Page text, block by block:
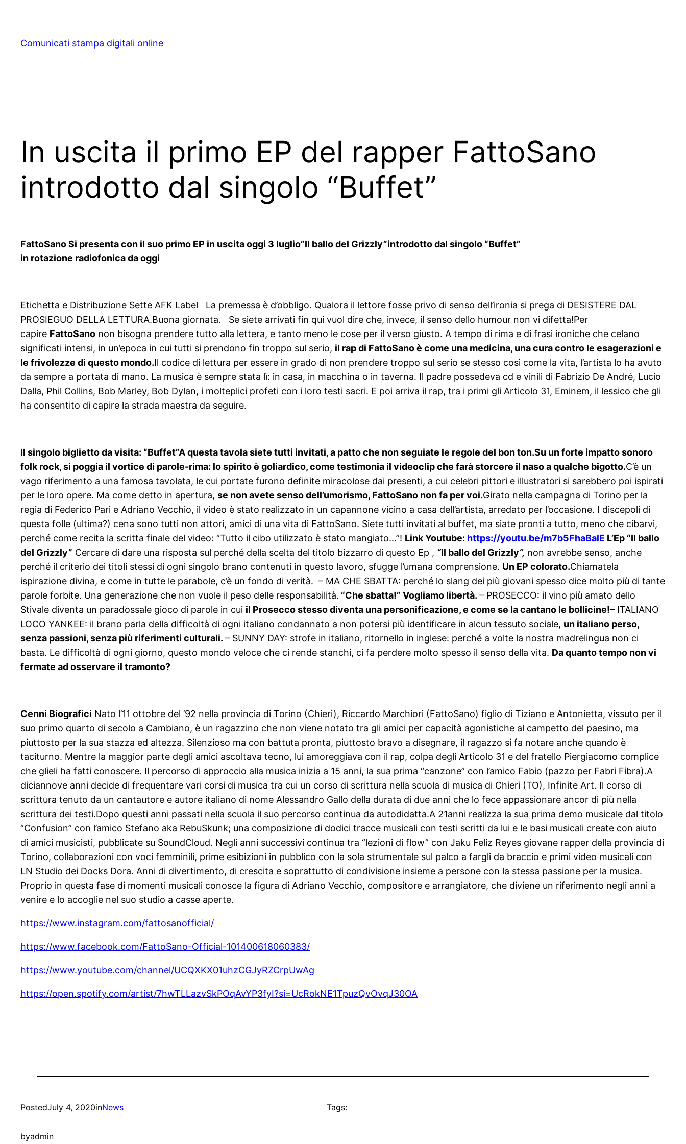
content
Comunicati stampa digitali online
In uscita il primo EP del rapper FattoSano
introdotto dal singolo “Buffet”
FattoSano Si presenta con il suo primo EP in uscita oggi 3 luglio”Il ballo del Grizzly”introdotto dal singolo “Buffet”
in rotazione radiofonica da oggi
Etichetta e Distribuzione Sette AFK Label La premessa è d’obbligo. Qualora il lettore fosse privo di senso dell’ironia si prega di DESISTERE DAL
PROSIEGUO DELLA LETTURA.Buona giornata. Se siete arrivati fin qui vuol dire che, invece, il senso dello humour non vi difetta!Per
capire FattoSano non bisogna prendere tutto alla lettera, e tanto meno le cose per il verso giusto. A tempo di rima e di frasi ironiche che celano
significati intensi, in un’epoca in cui tutti si prendono fin troppo sul serio, il rap di FattoSano è come una medicina, una cura contro le esagerazioni e
le frivolezze di questo mondo.Il codice di lettura per essere in grado di non prendere troppo sul serio se stesso così come la vita, l’artista lo ha avuto
da sempre a portata di mano. La musica è sempre stata lì: in casa, in macchina o in taverna. Il padre possedeva cd e vinili di Fabrizio De André, Lucio
Dalla, Phil Collins, Bob Marley, Bob Dylan, i molteplici profeti con i loro testi sacri. E poi arriva il rap, tra i primi gli Articolo 31, Eminem, il lessico che gli
ha consentito di capire la strada maestra da seguire.
Il singolo biglietto da visita: “Buffet”A questa tavola siete tutti invitati, a patto che non seguiate le regole del bon ton.Su un forte impatto sonoro
folk rock, si poggia il vortice di parole-rima: lo spirito è goliardico, come testimonia il videoclip che farà storcere il naso a qualche bigotto.C’è un
vago riferimento a una famosa tavolata, le cui portate furono definite miracolose dai presenti, a cui celebri pittori e illustratori si sarebbero poi ispirati
per le loro opere. Ma come detto in apertura, se non avete senso dell’umorismo, FattoSano non fa per voi.Girato nella campagna di Torino per la
regia di Federico Pari e Adriano Vecchio, il video è stato realizzato in un capannone vicino a casa dell’artista, arredato per l’occasione. I discepoli di
questa folle (ultima?) cena sono tutti non attori, amici di una vita di FattoSano. Siete tutti invitati al buffet, ma siate pronti a tutto, meno che cibarvi,
perché come recita la scritta finale del video: “Tutto il cibo utilizzato è stato mangiato…”! Link Youtube: https://youtu.be/m7b5FhaBalE L’Ep “Il ballo
del Grizzly” Cercare di dare una risposta sul perché della scelta del titolo bizzarro di questo Ep , “Il ballo del Grizzly“, non avrebbe senso, anche
perché il criterio dei titoli stessi di ogni singolo brano contenuti in questo lavoro, sfugge l’umana comprensione. Un EP colorato.Chiamatela
ispirazione divina, e come in tutte le parabole, c’è un fondo di verità. – MA CHE SBATTA: perché lo slang dei più giovani spesso dice molto più di tante
parole forbite. Una generazione che non vuole il peso delle responsabilità. “Che sbatta!” Vogliamo libertà. – PROSECCO: il vino più amato dello
Stivale diventa un paradossale gioco di parole in cui il Prosecco stesso diventa una personificazione, e come se la cantano le bollicine!– ITALIANO
LOCO YANKEE: il brano parla della difficoltà di ogni italiano condannato a non potersi più identificare in alcun tessuto sociale, un italiano perso,
senza passioni, senza più riferimenti culturali. – SUNNY DAY: strofe in italiano, ritornello in inglese: perché a volte la nostra madrelingua non ci
basta. Le difficoltà di ogni giorno, questo mondo veloce che ci rende stanchi, ci fa perdere molto spesso il senso della vita. Da quanto tempo non vi
fermate ad osservare il tramonto?
Cenni Biografici Nato l’11 ottobre del ’92 nella provincia di Torino (Chieri), Riccardo Marchiori (FattoSano) figlio di Tiziano e Antonietta, vissuto per il
suo primo quarto di secolo a Cambiano, è un ragazzino che non viene notato tra gli amici per capacità agonistiche al campetto del paesino, ma
piuttosto per la sua stazza ed altezza. Silenzioso ma con battuta pronta, piuttosto bravo a disegnare, il ragazzo si fa notare anche quando è
taciturno. Mentre la maggior parte degli amici ascoltava tecno, lui amoreggiava con il rap, colpa degli Articolo 31 e del fratello Piergiacomo complice
che glieli ha fatti conoscere. Il percorso di approccio alla musica inizia a 15 anni, la sua prima “canzone” con l’amico Fabio (pazzo per Fabri Fibra).A
diciannove anni decide di frequentare vari corsi di musica tra cui un corso di scrittura nella scuola di musica di Chieri (TO), Infinite Art. Il corso di
scrittura tenuto da un cantautore e autore italiano di nome Alessandro Gallo della durata di due anni che lo fece appassionare ancor di più nella
scrittura dei testi.Dopo questi anni passati nella scuola il suo percorso continua da autodidatta.A 21anni realizza la sua prima demo musicale dal titolo
“Confusion” con l’amico Stefano aka RebuSkunk; una composizione di dodici tracce musicali con testi scritti da lui e le basi musicali create con aiuto
di amici musicisti, pubblicate su SoundCloud. Negli anni successivi continua tra “lezioni di flow” con Jaku Feliz Reyes giovane rapper della provincia di
Torino, collaborazioni con voci femminili, prime esibizioni in pubblico con la sola strumentale sul palco a fargli da braccio e primi video musicali con
LN Studio dei Docks Dora. Anni di divertimento, di crescita e soprattutto di condivisione insieme a persone con la stessa passione per la musica.
Proprio in questa fase di momenti musicali conosce la figura di Adriano Vecchio, compositore e arrangiatore, che diviene un riferimento negli anni a
venire e lo accoglie nel suo studio a casse aperte.
https://www.instagram.com/fattosanofficial/
https://www.facebook.com/FattoSano-Official-101400618060383/
https://www.youtube.com/channel/UCQXKX01uhzCGJyRZCrpUwAg
https://open.spotify.com/artist/7hwTLLazvSkPOqAvYP3fyI?si=UcRokNE1TpuzQvOvqJ30OA
PostedJuly 4, 2020inNews
byadmin
Tags: